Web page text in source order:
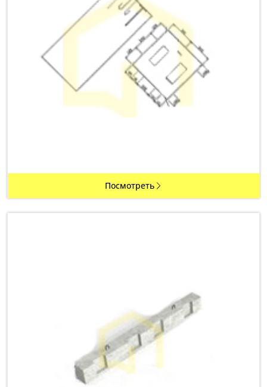
Посмотреть